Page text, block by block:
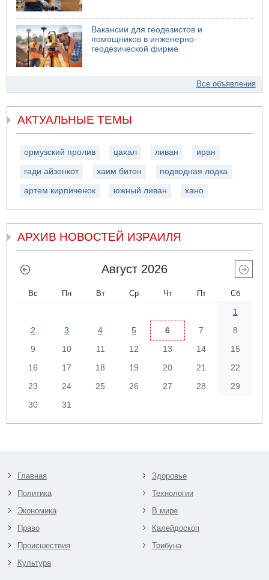
Вакансии для геодезистов и
помощников в инженерно-
геодезической фирме
Все объявления
АКТУАЛЬНЫЕ ТЕМЫ
ормузский пролив цахал ливан иран
гади айзенкот хаим битон подводная лодка
артем кирпиченок южный ливан хано
АРХИВ НОВОСТЕЙ ИЗРАИЛЯ
Август 2026
Вс Пн Вт Ср Чт Пт Сб
1
2
3 4 5 6 7
8
9
10 11 12 13 14
15
16
17 18 19 20 21
22
23
24 25 26 27 28
29
30
31
Главная
Политика
Экономика
Право
Происшествия
Культура
Здоровье
Технологии
В мире
Калейдоскоп
Трибуна